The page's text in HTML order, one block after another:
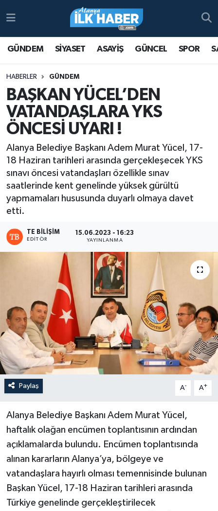
GÜNDEM SİYASET ASAYİŞ GÜNCEL SPOR
HABERLER GÜNDEM
BAŞKAN YÜCEL’DEN
VATANDAŞLARA YKS
ÖNCESİ UYARI !
Alanya Belediye Başkanı Adem Murat Yücel, 17-
18 Haziran tarihleri arasında gerçekleşecek YKS
sınavı öncesi vatandaşları özellikle sınav
saatlerinde kent genelinde yüksek gürültü
yapmamaları hususunda duyarlı olmaya davet
etti.
TE BILIŞIM
EDITÖR
15.06.2023 - 16:23
YAYINLANMA
Paylaş A- A+
Alanya Belediye Başkanı Adem Murat Yücel,
haftalık olağan encümen toplantısının ardından
açıklamalarda bulundu. Encümen toplantısında
alınan kararların Alanya’ya, bölgeye ve
vatandaşlara hayırlı olması temennisinde bulunan
Başkan Yücel, 17-18 Haziran tarihleri arasında
Türkiye genelinde gerçekleştirilecek
Antalya Nöbetçi Eczaneler
Antalya Namaz Vakitleri
Antalya Trafik Yoğunluk Haritası
Süper Lig Puan Durumu ve Fikstür
Tüm Manşetler
Son Dakika Haberleri